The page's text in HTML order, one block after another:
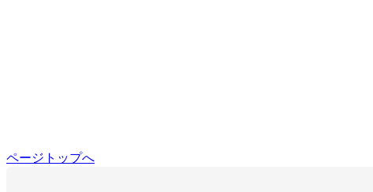
ページトップへ